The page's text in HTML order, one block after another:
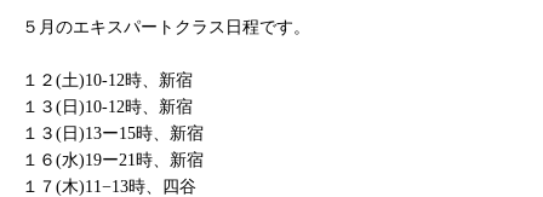
５月のエキスパートクラス日程です。
１２(土)10-12時、新宿
１３(日)10-12時、新宿
１３(日)13ー15時、新宿
１６(水)19ー21時、新宿
１７(木)11−13時、四谷